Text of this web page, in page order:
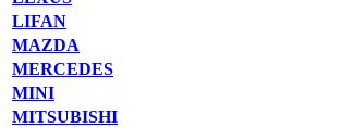
LIFAN
MAZDA
MERCEDES
MINI
MITSUBISHI